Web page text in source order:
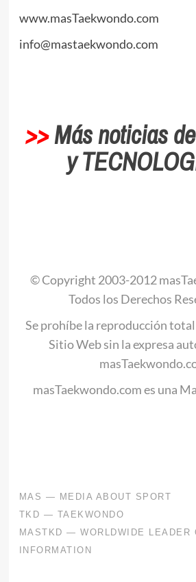
www.masTaekwondo.com
info@mastaekwondo.com
>>Más noticias
y
© Copyright 2003-2012
Todos los Derechos
Se prohíbe la reproducción
Sitio Web sin la expresa
masTaekwondo.com es una